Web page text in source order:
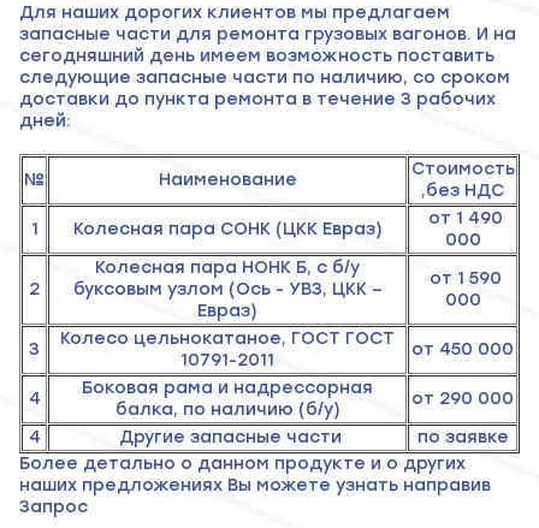
Для наших дорогих клиентов мы предлагаем
запасные части для ремонта грузовых вагонов. И на
сегодняшний день имеем возможность поставить
следующие запасные части по наличию, со сроком
доставки до пункта ремонта в течение 3 рабочих
дней:
№ Наименование
Стоимость
,без НДС
1
Колесная пара СОНК (ЦКК Евраз)
от 1 490
000
2
Колесная пара НОНК Б, с б/у
буксовым узлом (Ось - УВЗ, ЦКК –
Евраз)
от 1 590
000
3
Колесо цельнокатаное, ГОСТ ГОСТ
10791-2011
от 450 000
4
Боковая рама и надрессорная
балка, по наличию (б/у)
от 290 000
4
Другие запасные части
по заявке
Более детально о данном продукте и о других
наших предложениях Вы можете узнать направив
Запрос